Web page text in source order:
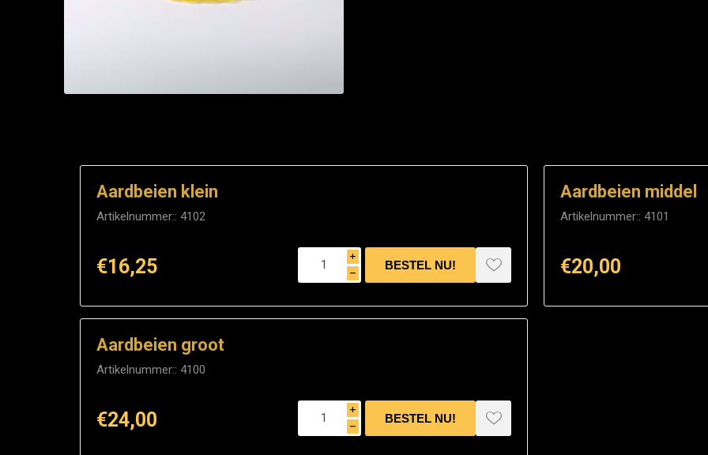
Aardbeien klein
Artikelnummer:: 4102
€16,25 i
h
Aardbeien middel
Artikelnummer:: 4101
€20,00
Aardbeien groot
Artikelnummer:: 4100
€24,00 i
h